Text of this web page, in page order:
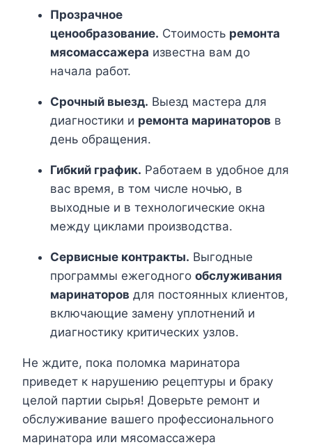
Прозрачное
ценообразование. Стоимость ремонта
мясомассажера известна вам до
начала работ.
Срочный выезд. Выезд мастера для
диагностики и ремонта маринаторов в
день обращения.
Гибкий график. Работаем в удобное для
вас время, в том числе ночью, в
выходные и в технологические окна
между циклами производства.
Сервисные контракты. Выгодные
программы ежегодного обслуживания
маринаторов для постоянных клиентов,
включающие замену уплотнений и
диагностику критических узлов.
Не ждите, пока поломка маринатора
приведет к нарушению рецептуры и браку
целой партии сырья! Доверьте ремонт и
обслуживание вашего профессионального
маринатора или мясомассажера